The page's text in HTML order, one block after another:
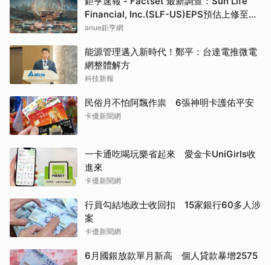
Financial, Inc.(SLF-US)EPS預估上修至
5.73元，預估目標價為80.81元
anue鉅亨網
能源管理邁入新時代！鄭平：台達電推微電
網整體解方
科技新報
民俗月不怕阿飄作祟 6張神明卡護佑平安
卡優新聞網
一卡通吃喝玩樂省起來 愛金卡UniGirls收
進來
卡優新聞網
行員勾結地政士收回扣 15家銀行60多人涉
案
卡優新聞網
6月國銀放款單月新高 個人貸款暴增2575